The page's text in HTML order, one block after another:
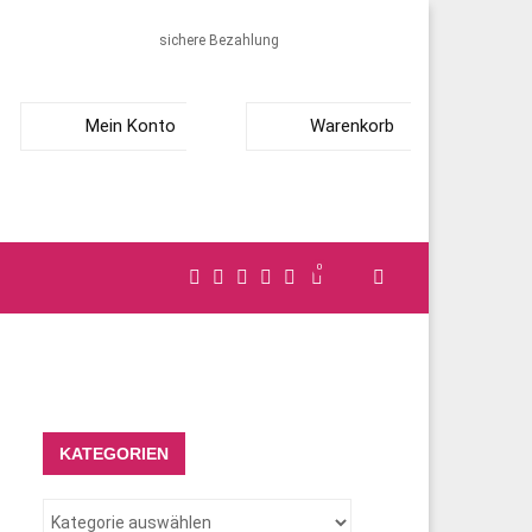
sichere Bezahlung
Mein Konto Warenkorb
0
KATEGORIEN